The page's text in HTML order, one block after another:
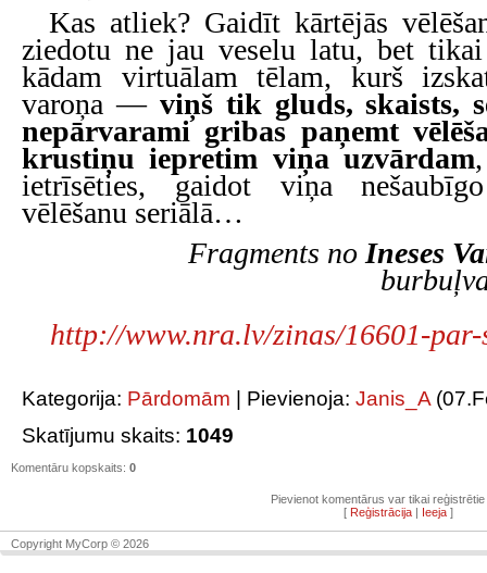
Kas atliek? Gaidīt kārtējās
ziedotu ne jau veselu latu, bet
kādam virtuālam tēlam, kurš
varoņa — viņš tik gluds, skaists,
nepārvarami gribas paņemt
krustiņu iepretim viņa uzvārdam
ietrīsēties, gaidot viņa
vēlēšanu seriālā…
Fragments no Ineses
http://www.nra.lv/zinas/16601-
Kategorija: Pārdomām Pievienoja: Janis_A
Skatījumu skaits: 1049
Komentāru kopskaits: 0
Pievienot komentārus var tikai reģistrētie
[ Reģistrācija | Ieeja ]
Copyright MyCorp © 2026